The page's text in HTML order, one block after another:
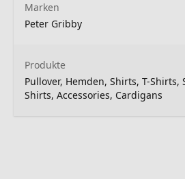
Marken
Peter Gribby
Produkte
Pullover, Hemden, Shirts, T-Shirts,
Shirts, Accessories, Cardigans